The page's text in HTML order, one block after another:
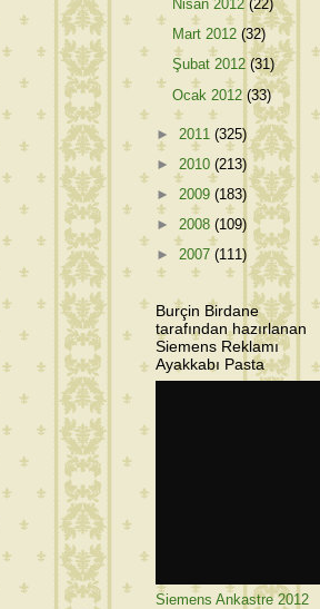
Nisan 2012(22)
Mart 2012(32)
Şubat 2012(31)
Ocak 2012(33)
► 2011 (325)
► 2010 (213)
► 2009 (183)
► 2008 (109)
► 2007 (111)
Burçin Birdane
tarafından hazırlanan
Siemens Reklamı
Ayakkabı Pasta
Siemens Ankastre 2012